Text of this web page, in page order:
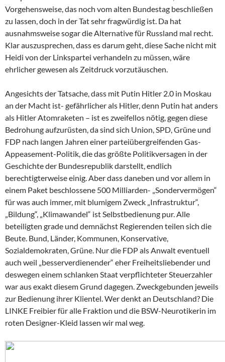
Vorgehensweise, das noch vom alten Bundestag beschließen
zu lassen, doch in der Tat sehr fragwürdig ist. Da hat
ausnahmsweise sogar die Alternative für Russland mal recht.
Klar auszusprechen, dass es darum geht, diese Sache nicht mit
Heidi von der Linkspartei verhandeln zu müssen, wäre
ehrlicher gewesen als Zeitdruck vorzutäuschen.
Angesichts der Tatsache, dass mit Putin Hitler 2.0 in Moskau
an der Macht ist- gefährlicher als Hitler, denn Putin hat anders
als Hitler Atomraketen – ist es zweifellos nötig, gegen diese
Bedrohung aufzurüsten, da sind sich Union, SPD, Grüne und
FDP nach langen Jahren einer parteiübergreifenden Gas-
Appeasement-Politik, die das größte Politikversagen in der
Geschichte der Bundesrepublik darstellt, endlich
berechtigterweise einig. Aber dass daneben und vor allem in
einem Paket beschlossene 500 Milliarden- „Sondervermögen“
für was auch immer, mit blumigem Zweck „Infrastruktur“,
„Bildung“, „Klimawandel“ ist Selbstbedienung pur. Alle
beteiligten grade und demnächst Regierenden teilen sich die
Beute. Bund, Länder, Kommunen, Konservative,
Sozialdemokraten, Grüne. Nur die FDP als Anwalt eventuell
auch weil „besserverdienender“ eher Freiheitsliebender und
deswegen einem schlanken Staat verpflichteter Steuerzahler
war aus exakt diesem Grund dagegen. Zweckgebunden jeweils
zur Bedienung ihrer Klientel. Wer denkt an Deutschland? Die
LINKE Freibier für alle Fraktion und die BSW-Neurotikerin im
roten Designer-Kleid lassen wir mal weg.